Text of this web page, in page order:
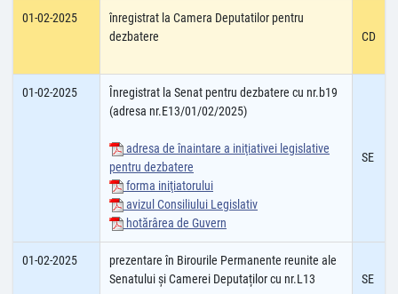
01-02-2025
înregistrat la Camera Deputatilor pentru
dezbatere
CD
01-02-2025
Înregistrat la Senat pentru dezbatere cu nr.b19
(adresa nr.E13/01/02/2025)
adresa de înaintare a iniţiativei legislative
pentru dezbatere
forma iniţiatorului
avizul Consiliului Legislativ
hotărârea de Guvern
SE
01-02-2025
prezentare în Birourile Permanente reunite ale
Senatului și Camerei Deputaților cu nr.L13
SE